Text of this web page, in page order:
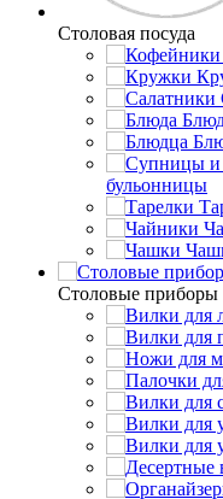
Столовая посуда
бульонницы
Cтоловые приборы